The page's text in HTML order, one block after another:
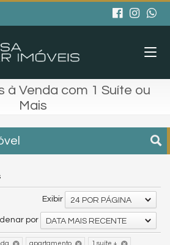
à Venda com 1 Suíte ou
Mais
Exibir 24 POR PÁGINA
por DATA MAIS RECENTE
apartamento 1 suíte +